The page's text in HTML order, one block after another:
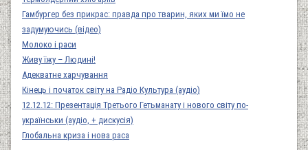
Гамбургер без прикрас: правда про тварин, яких ми їмо не
задумуючись (відео)
Молоко і раси
Живу їжу – Людині!
Адекватне харчування
Кінець і початок світу на Радіо Культура (аудіо)
12.12.12: Презентація Третього Гетьманату і нового світу по-
українськи (аудіо, + дискусія)
Глобальна криза і нова раса